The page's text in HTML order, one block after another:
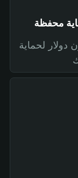
بقيمة 300 مليون دولار لحماية